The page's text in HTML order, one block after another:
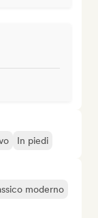
In piedi
moderno